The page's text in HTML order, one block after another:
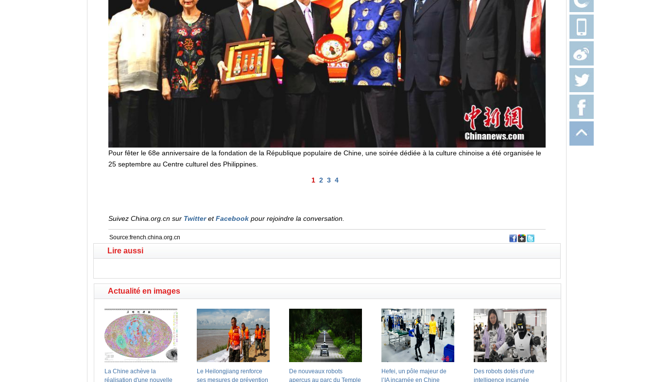
Pour fêter le 68e anniversaire de la fondation de la République populaire de Chine, une soirée dédiée à la culture chinoise a été organisée le
25 septembre au Centre culturel des Philippines.
1 2 3 4
Suivez China.org.cn sur TwitteretFacebookpour rejoindre la conversation.
Source:french.china.org.cn
Lire aussi